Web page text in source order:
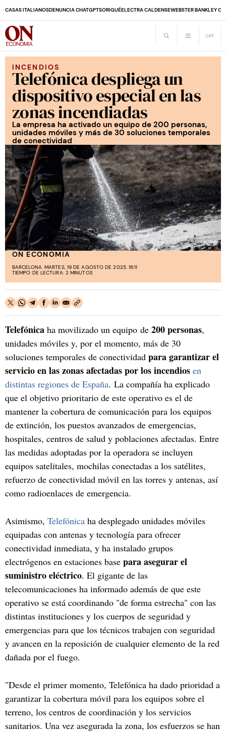
CASAS ITALIANOSDENUNCIA CHATGPTSORIGUÉELECTRA CALDENSEWEBSTER BANKLEY
INCENDIOS
Telefónica despliega un
dispositivo especial en las
zonas incendiadas
La empresa ha activado un equipo de 200 personas,
unidades móviles y más de 30 soluciones temporales
de conectividad
ON ECONOMIA
BARCELONA. MARTES, 19 DE AGOSTO DE 2025. 16:11
TIEMPO DE LECTURA: 2 MINUTOS
Telefónica ha movilizado un equipo de 200 personas,
unidades móviles y, por el momento, más de 30
soluciones temporales de conectividad para garantizar el
servicio en las zonas afectadas por los incendios en
distintas regiones de España. La compañía ha explicado
que el objetivo prioritario de este operativo es el de
mantener la cobertura de comunicación para los equipos
de extinción, los puestos avanzados de emergencias,
hospitales, centros de salud y poblaciones afectadas. Entre
las medidas adoptadas por la operadora se incluyen
equipos satelitales, mochilas conectadas a los satélites,
refuerzo de conectividad móvil en las torres y antenas, así
como radioenlaces de emergencia.
Asimismo, Telefónica ha desplegado unidades móviles
equipadas con antenas y tecnología para ofrecer
conectividad inmediata, y ha instalado grupos
electrógenos en estaciones base para asegurar el
suministro eléctrico. El gigante de las
telecomunicaciones ha informado además de que este
operativo se está coordinando "de forma estrecha" con las
distintas instituciones y los cuerpos de seguridad y
emergencias para que los técnicos trabajen con seguridad
y avancen en la reposición de cualquier elemento de la red
dañada por el fuego.
"Desde el primer momento, Telefónica ha dado prioridad a
garantizar la cobertura móvil para los equipos sobre el
terreno, los centros de coordinación y los servicios
sanitarios. Una vez asegurada la zona, los esfuerzos se han